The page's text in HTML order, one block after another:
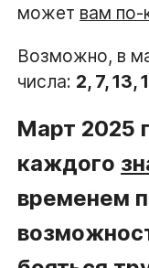
может вам по-
Возможно, в
числа: 2, 7, 13,
Март 2025
каждого
временем